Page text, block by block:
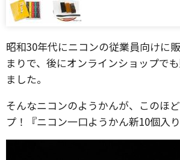
昭和30年代にニコンの従業員向けに
まりで、後にオンラインショップで
ました。
そんなニコンのようかんが、このほ
プ！『ニコン一口ようかん新10個入